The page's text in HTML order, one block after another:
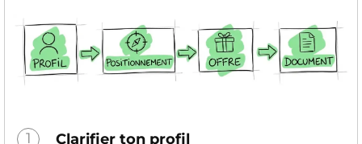
1 Clarifier ton profil